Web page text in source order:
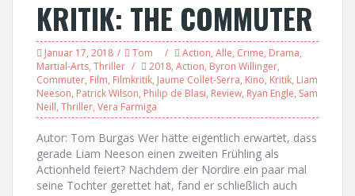
KRITIK: THE COMMUTER
Januar 17, 2018 Tom Action, Alle, Crime, Drama,
Martial-Arts, Thriller 2018, Action, Byron Willinger,
Commuter, Film, Filmkritik, Jaume Collet-Serra, Kino, Kritik, Liam
Neeson, Patrick Wilson, Philip de Blasi, Review, Ryan Engle, Sam
Neill, Thriller, Vera Farmiga
Autor: Tom Burgas Wer hätte eigentlich erwartet, dass
gerade Liam Neeson einen zweiten Frühling als
Actionheld feiert? Nachdem der Nordire ein paar mal
seine Tochter gerettet hat, fand er schließlich auch